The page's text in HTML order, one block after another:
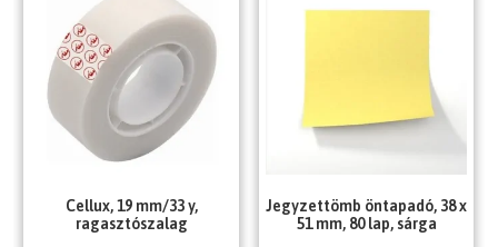
Cellux, 19 mm/33 y,
ragasztószalag
Jegyzettömb öntapadó, 38 x
51 mm, 80 lap, sárga